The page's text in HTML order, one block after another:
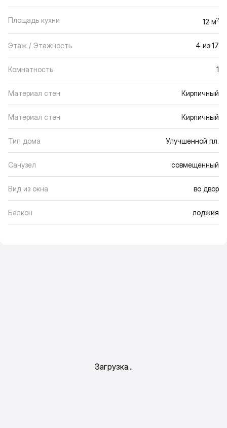
Площадь кухни 12 м2
Этаж / Этажность 4 из 17
Комнатность 1
Материал стен Кирпичный
Материал стен Кирпичный
Тип дома Улучшенной пл.
Санузел совмещенный
Вид из окна во двор
Балкон лоджия